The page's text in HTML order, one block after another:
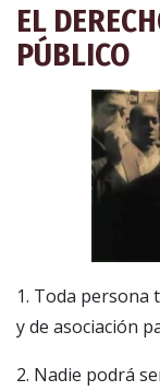
EL
PÚBLICO
1. Toda persona
y de asociación
2. Nadie podrá